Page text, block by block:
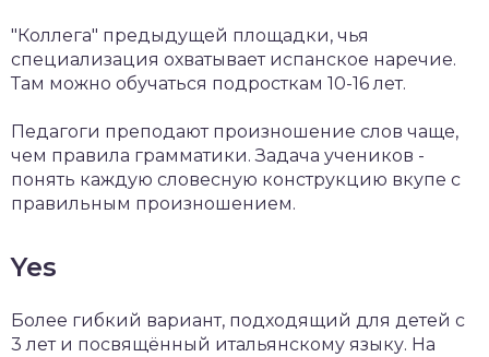
"Коллега" предыдущей площадки, чья
специализация охватывает испанское наречие.
Там можно обучаться подросткам 10-16 лет.
Педагоги преподают произношение слов чаще,
чем правила грамматики. Задача учеников -
понять каждую словесную конструкцию вкупе с
правильным произношением.
Yes
Более гибкий вариант, подходящий для детей с
3 лет и посвящённый итальянскому языку. На